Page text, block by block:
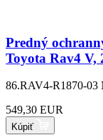
Predný
Toyota Rav4 V,
86.RAV4-R1870-03
549,30 EUR
Kúpiť